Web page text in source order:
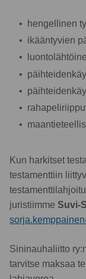
hengellinen
ikääntyvien
Kun harkitset
testamenttiin
juristiimme Suvi-
Sininauhaliitto
tarvitse maksaa